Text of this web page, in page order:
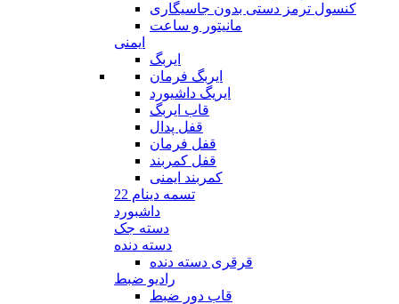
کنسول ترمز دستی بدون جاسیگاری
مانیتور و ساعت
ایمنی
ایربگ
ایربگ فرمان
ایریگ داشیورد
قاب ایربگ
قفل پدال
قفل فرمان
قفل کمربند
کمربند ایمنی
تسمه دینام 22
داشبورد
دسته جک
دسته دنده
قرقری دسته دنده
رادیو ضبط
قاب دور ضبط